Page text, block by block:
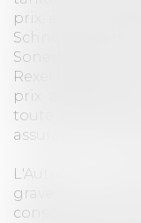
prix, en
Schneider
Sonepar) entre
Rexel entre
prix appliqués
toute
assurant des
L'Autorité
graves en